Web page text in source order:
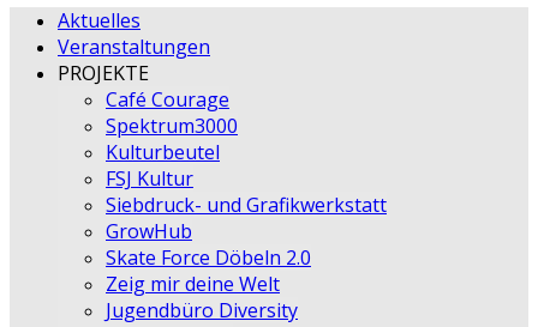
Aktuelles
Veranstaltungen
PROJEKTE
Café Courage
Spektrum3000
Kulturbeutel
FSJ Kultur
Siebdruck- und Grafikwerkstatt
GrowHub
Skate Force Döbeln 2.0
Zeig mir deine Welt
Jugendbüro Diversity